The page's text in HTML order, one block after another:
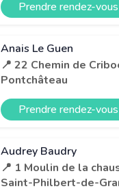
Prendre rendez-vous
Anais Le Guen
📍 22 Chemin de
Pontchâteau
Prendre rendez-vous
Audrey Baudry
📍 1 Moulin de la
Saint-Philbert-de-